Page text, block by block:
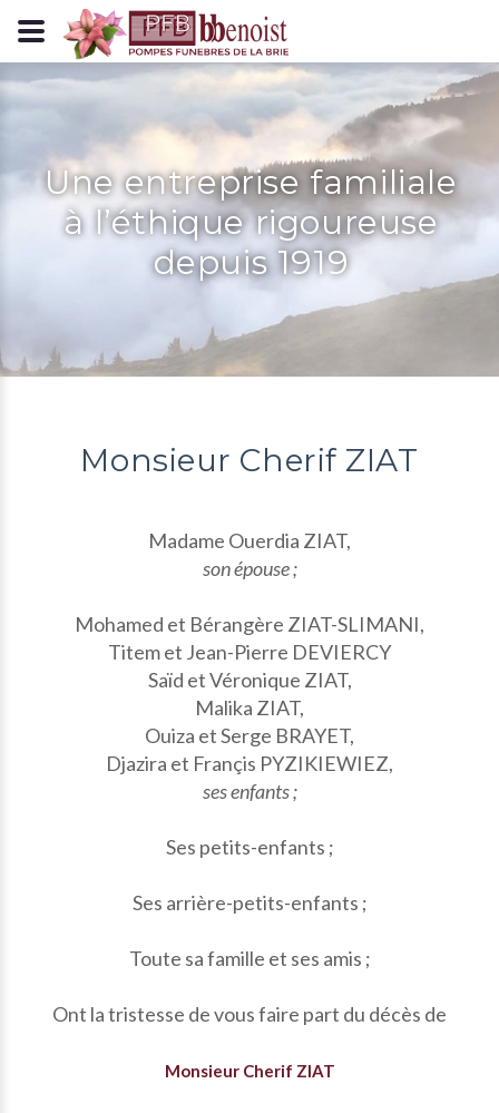
Panneau de gestion des cookies
Une entreprise familiale
à l’éthique rigoureuse
depuis 1919
Monsieur Cherif ZIAT
Madame Ouerdia ZIAT,
son épouse ;
Mohamed et Bérangère ZIAT-SLIMANI,
Titem et Jean-Pierre DEVIERCY
Saïd et Véronique ZIAT,
Malika ZIAT,
Ouiza et Serge BRAYET,
Djazira et Françis PYZIKIEWIEZ,
ses enfants ;
Ses petits-enfants ;
Ses arrière-petits-enfants ;
Toute sa famille et ses amis ;
Ont la tristesse de vous faire part du décès de
Monsieur Cherif ZIAT